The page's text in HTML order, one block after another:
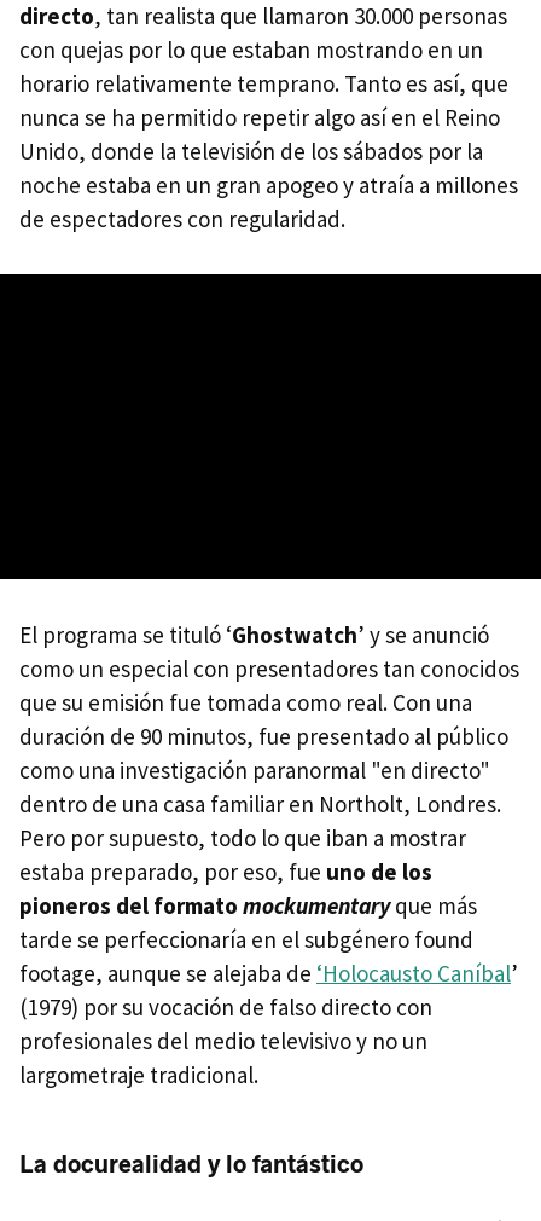
directo, tan realista que llamaron 30.000 personas
con quejas por lo que estaban mostrando en un
horario relativamente temprano. Tanto es así, que
nunca se ha permitido repetir algo así en el Reino
Unido, donde la televisión de los sábados por la
noche estaba en un gran apogeo y atraía a millones
de espectadores con regularidad.
El programa se tituló ‘Ghostwatch’ y se anunció
como un especial con presentadores tan conocidos
que su emisión fue tomada como real. Con una
duración de 90 minutos, fue presentado al público
como una investigación paranormal "en directo"
dentro de una casa familiar en Northolt, Londres.
Pero por supuesto, todo lo que iban a mostrar
estaba preparado, por eso, fue uno de los
pioneros del formato mockumentaryque más
tarde se perfeccionaría en el subgénero found
footage, aunque se alejaba de ‘Holocausto Caníbal’
(1979) por su vocación de falso directo con
profesionales del medio televisivo y no un
largometraje tradicional.
La docurealidad y lo fantástico